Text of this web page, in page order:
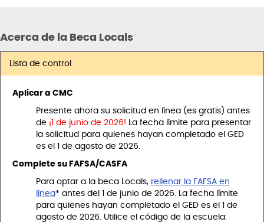
Acerca de la Beca Locals
Lista de control
Aplicar a CMC
Presente ahora su solicitud en línea (es gratis) antes
de ¡1 de junio de 2026! La fecha límite para presentar
la solicitud para quienes hayan completado el GED
es el 1 de agosto de 2026.
Complete su FAFSA/CASFA
Para optar a la beca Locals, rellenar la FAFSA en
línea* antes del 1 de junio de 2026. La fecha límite
para quienes hayan completado el GED es el 1 de
agosto de 2026. Utilice el código de la escuela: